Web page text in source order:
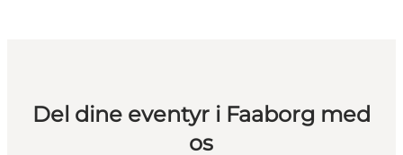
Del dine eventyr i Faaborg med
os